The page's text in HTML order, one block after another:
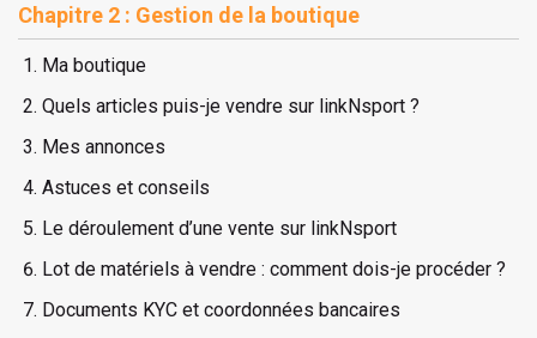
Chapitre 2 : Gestion de la boutique
Ma boutique
Quels articles puis-je vendre sur linkNsport ?
Mes annonces
Astuces et conseils
Le déroulement d’une vente sur linkNsport
Lot de matériels à vendre : comment dois-je procéder ?
Documents KYC et coordonnées bancaires